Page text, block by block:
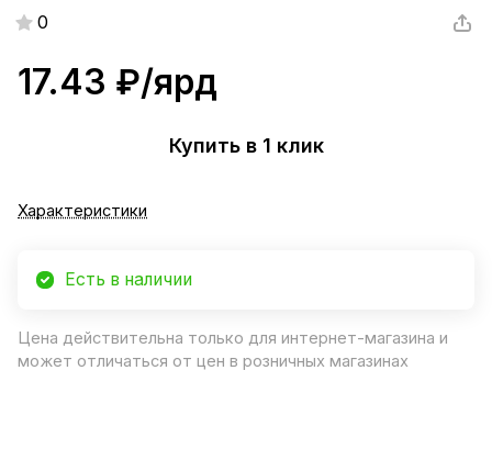
0
17.43 ₽/ярд
Купить в 1 клик
Характеристики
Есть в наличии
Цена действительна только для интернет-магазина и
может отличаться от цен в розничных магазинах